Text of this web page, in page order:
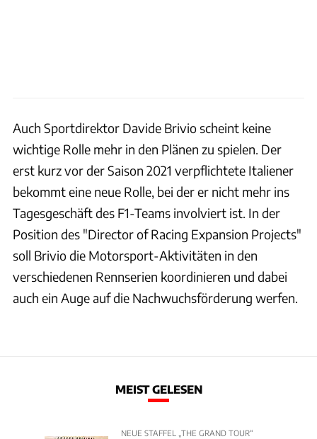
Auch Sportdirektor Davide Brivio scheint keine
wichtige Rolle mehr in den Plänen zu spielen. Der
erst kurz vor der Saison 2021 verpflichtete Italiener
bekommt eine neue Rolle, bei der er nicht mehr ins
Tagesgeschäft des F1-Teams involviert ist. In der
Position des "Director of Racing Expansion Projects"
soll Brivio die Motorsport-Aktivitäten in den
verschiedenen Rennserien koordinieren und dabei
auch ein Auge auf die Nachwuchsförderung werfen.
MEIST GELESEN
NEUE STAFFEL „THE GRAND TOUR“